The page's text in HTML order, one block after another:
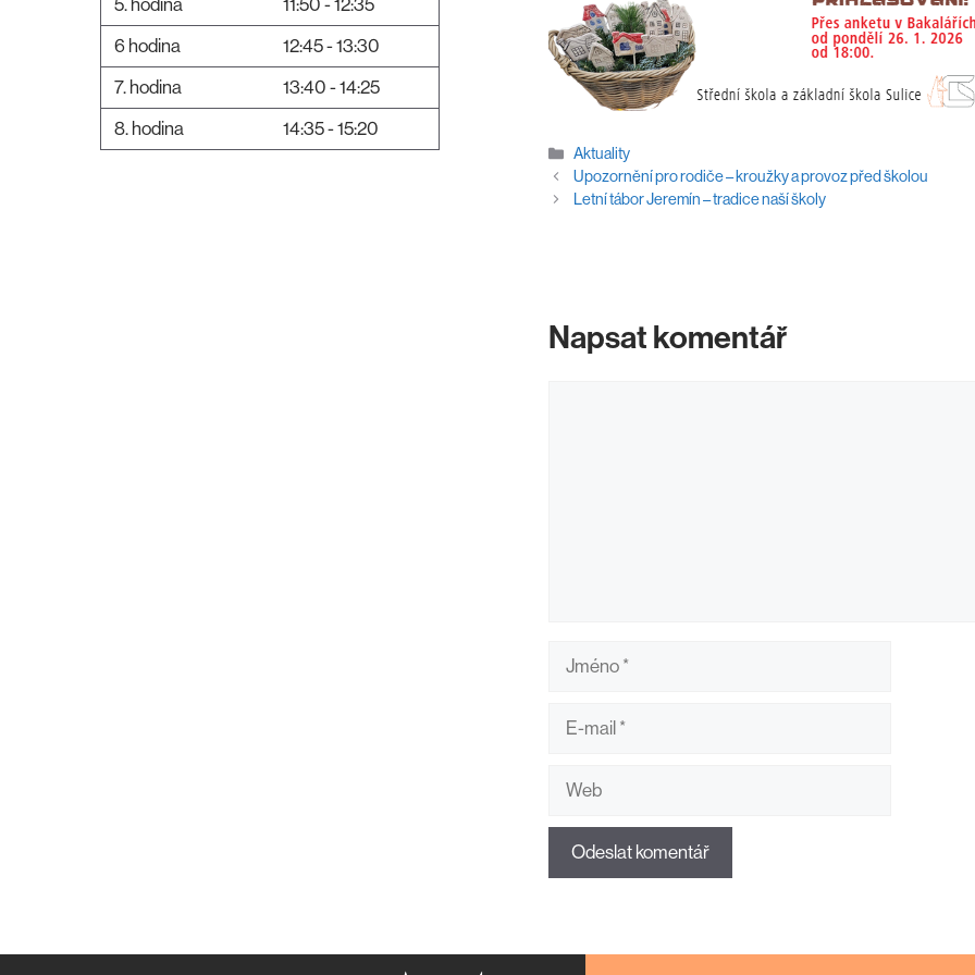
Rubriky
Aktuality
Upozornění pro rodiče – kroužky a provoz před školou
Letní tábor Jeremín – tradice naší školy
Napsat komentář
Jméno
Web
6 hodina
12:45 - 13:30
7. hodina
13:40 - 14:25
8. hodina
14:35 - 15:20